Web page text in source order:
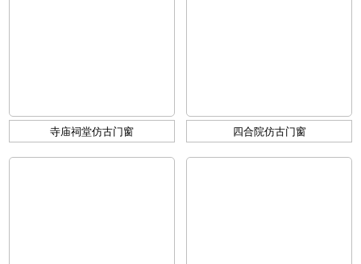
寺庙祠堂仿古门窗 四合院仿古门窗